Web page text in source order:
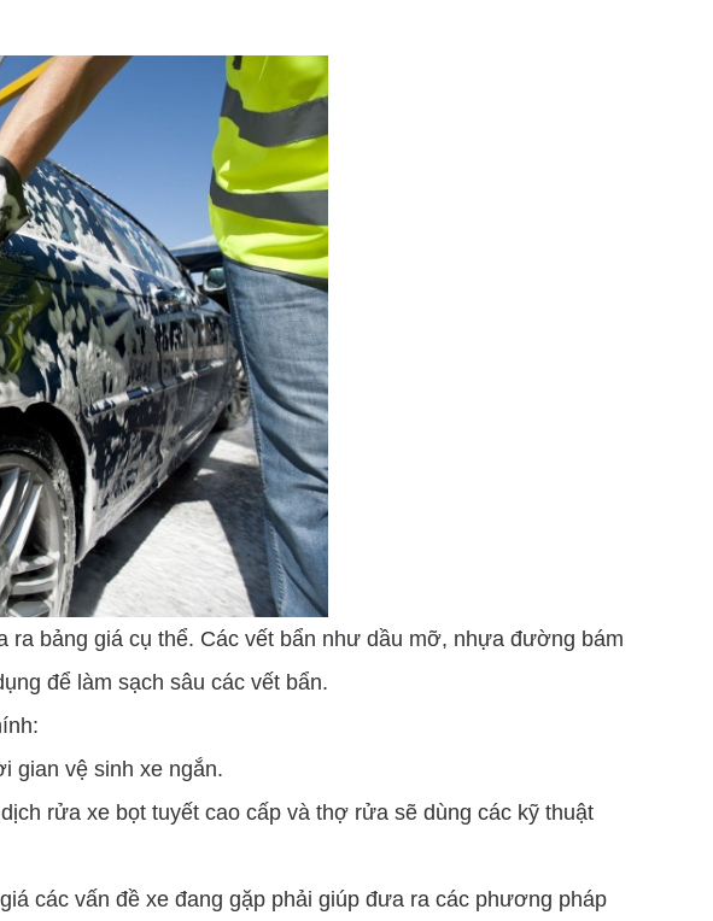
bảng giá cụ thể. Các vết bẩn như dầu mỡ, nhựa đường bám
để làm sạch sâu các vết bẩn.
vệ sinh xe ngắn.
rửa xe bọt tuyết cao cấp và thợ rửa sẽ dùng các kỹ thuật
các vấn đề xe đang gặp phải giúp đưa ra các phương pháp